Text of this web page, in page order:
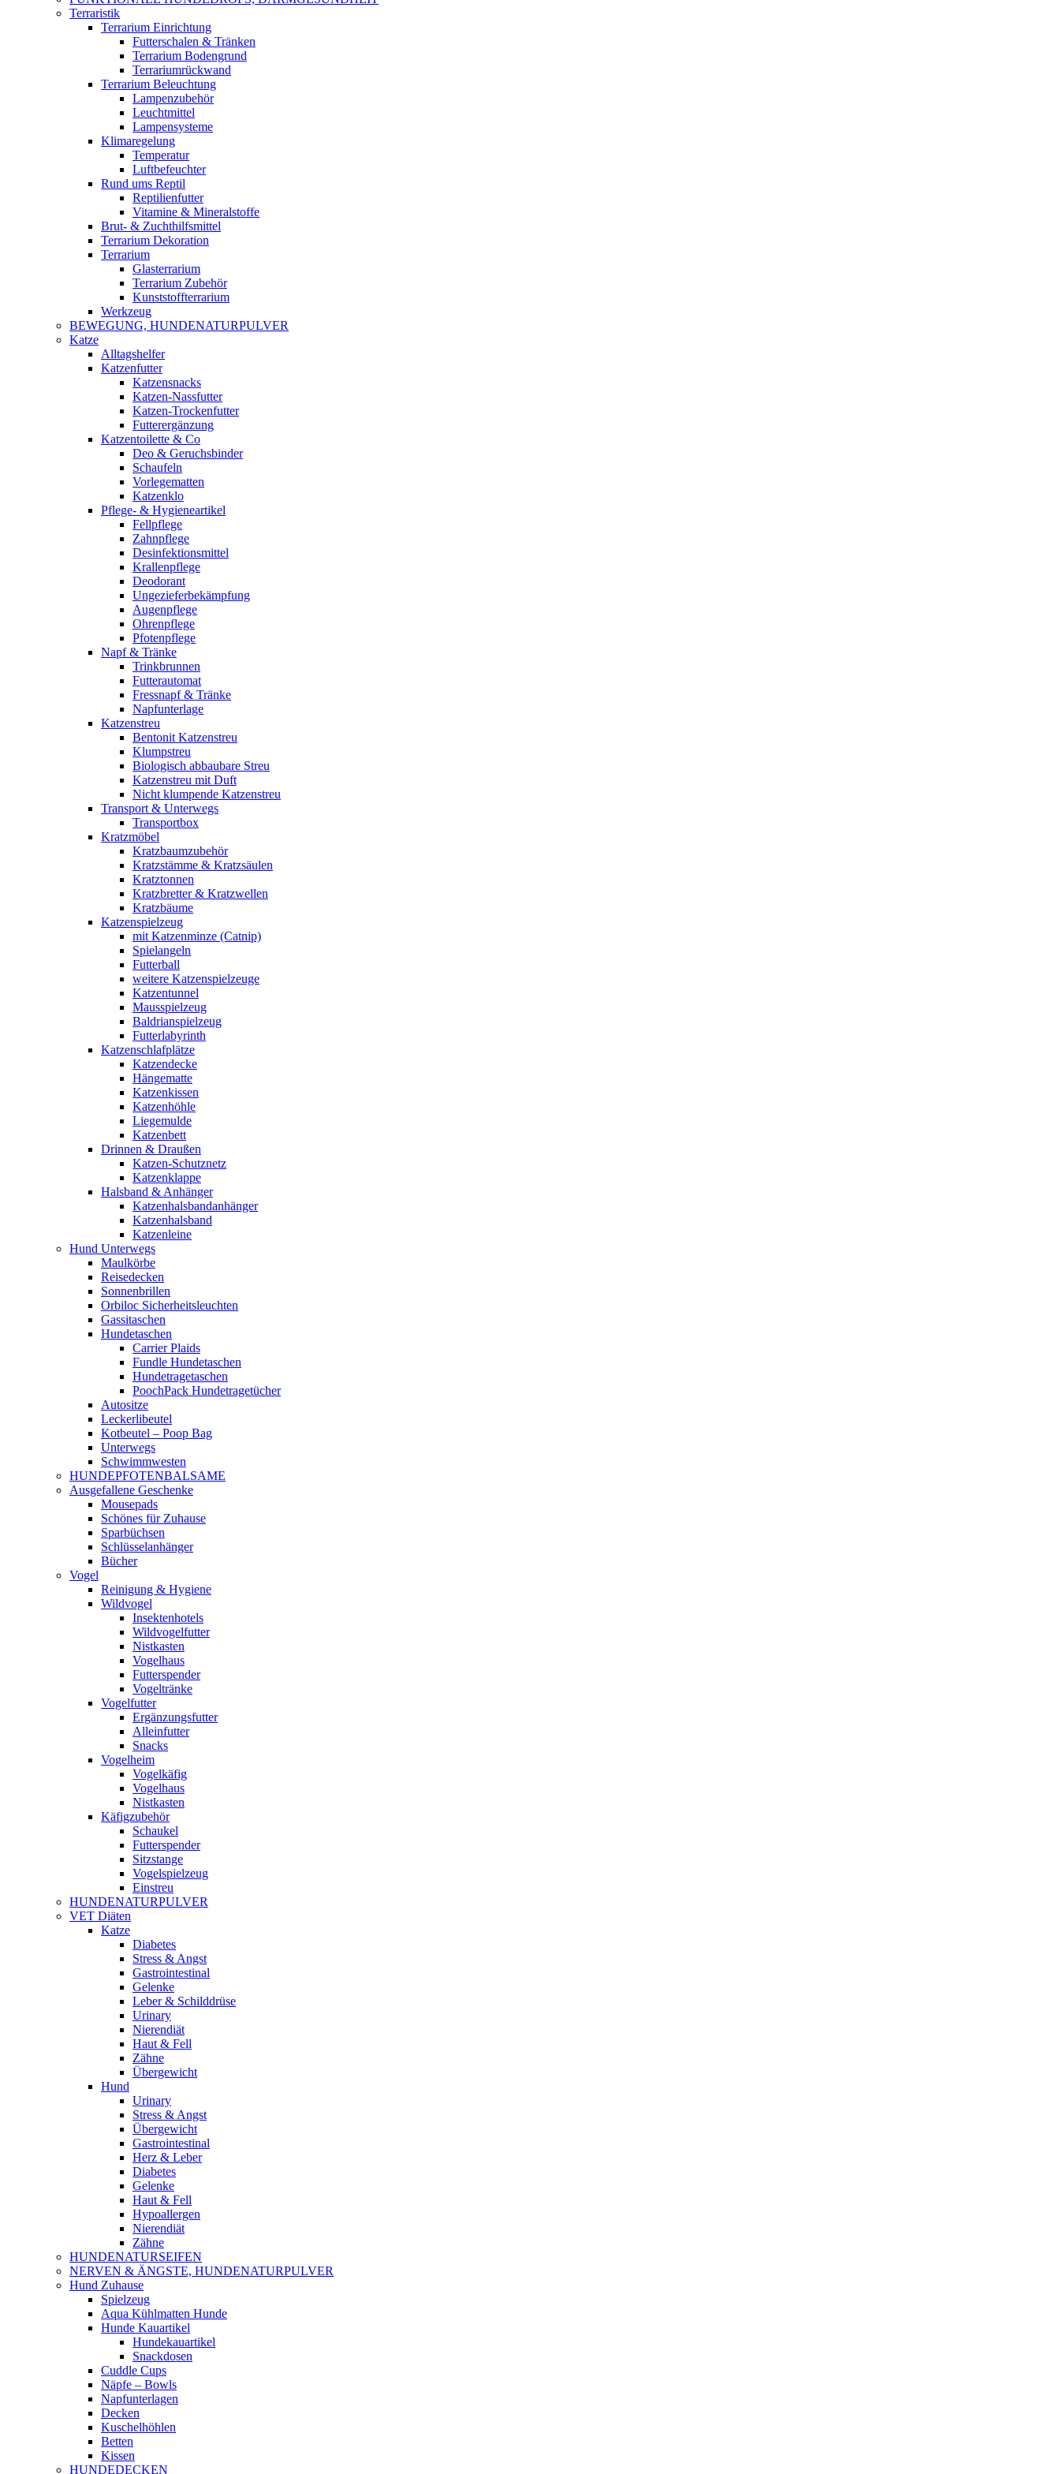
Terraristik
Terrarium Einrichtung
Futterschalen & Tränken
Terrarium Bodengrund
Terrariumrückwand
Terrarium Beleuchtung
Lampenzubehör
Leuchtmittel
Lampensysteme
Klimaregelung
Temperatur
Luftbefeuchter
Rund ums Reptil
Reptilienfutter
Vitamine & Mineralstoffe
Brut- & Zuchthilfsmittel
Terrarium Dekoration
Terrarium
Glasterrarium
Terrarium Zubehör
Kunststoffterrarium
Werkzeug
BEWEGUNG, HUNDENATURPULVER
Katze
Alltagshelfer
Katzenfutter
Katzensnacks
Katzen-Nassfutter
Katzen-Trockenfutter
Futterergänzung
Katzentoilette & Co
Deo & Geruchsbinder
Schaufeln
Vorlegematten
Katzenklo
Pflege- & Hygieneartikel
Fellpflege
Zahnpflege
Desinfektionsmittel
Krallenpflege
Deodorant
Ungezieferbekämpfung
Augenpflege
Ohrenpflege
Pfotenpflege
Napf & Tränke
Trinkbrunnen
Futterautomat
Fressnapf & Tränke
Napfunterlage
Katzenstreu
Bentonit Katzenstreu
Klumpstreu
Biologisch abbaubare Streu
Katzenstreu mit Duft
Nicht klumpende Katzenstreu
Transport & Unterwegs
Transportbox
Kratzmöbel
Kratzbaumzubehör
Kratzstämme & Kratzsäulen
Kratztonnen
Kratzbretter & Kratzwellen
Kratzbäume
Katzenspielzeug
mit Katzenminze (Catnip)
Spielangeln
Futterball
weitere Katzenspielzeuge
Katzentunnel
Mausspielzeug
Baldrianspielzeug
Futterlabyrinth
Katzenschlafplätze
Katzendecke
Hängematte
Katzenkissen
Katzenhöhle
Liegemulde
Katzenbett
Drinnen & Draußen
Katzen-Schutznetz
Katzenklappe
Halsband & Anhänger
Katzenhalsbandanhänger
Katzenhalsband
Katzenleine
Hund Unterwegs
Maulkörbe
Reisedecken
Sonnenbrillen
Orbiloc Sicherheitsleuchten
Gassitaschen
Hundetaschen
Carrier Plaids
Fundle Hundetaschen
Hundetragetaschen
PoochPack Hundetragetücher
Autositze
Leckerlibeutel
Kotbeutel – Poop Bag
Unterwegs
Schwimmwesten
HUNDEPFOTENBALSAME
Ausgefallene Geschenke
Mousepads
Schönes für Zuhause
Sparbüchsen
Schlüsselanhänger
Bücher
Vogel
Reinigung & Hygiene
Wildvogel
Insektenhotels
Wildvogelfutter
Nistkasten
Vogelhaus
Futterspender
Vogeltränke
Vogelfutter
Ergänzungsfutter
Alleinfutter
Snacks
Vogelheim
Vogelkäfig
Vogelhaus
Nistkasten
Käfigzubehör
Schaukel
Futterspender
Sitzstange
Vogelspielzeug
Einstreu
HUNDENATURPULVER
VET Diäten
Katze
Diabetes
Stress & Angst
Gastrointestinal
Gelenke
Leber & Schilddrüse
Urinary
Nierendiät
Haut & Fell
Zähne
Übergewicht
Hund
Urinary
Stress & Angst
Übergewicht
Gastrointestinal
Herz & Leber
Diabetes
Gelenke
Haut & Fell
Hypoallergen
Nierendiät
Zähne
HUNDENATURSEIFEN
NERVEN & ÄNGSTE, HUNDENATURPULVER
Hund Zuhause
Spielzeug
Aqua Kühlmatten Hunde
Hunde Kauartikel
Hundekauartikel
Snackdosen
Cuddle Cups
Näpfe – Bowls
Napfunterlagen
Decken
Kuschelhöhlen
Betten
Kissen
HUNDEDECKEN